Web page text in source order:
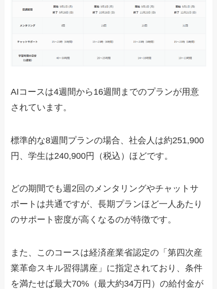
AIコースは4週間から16週間までのプランが用意
されています。
標準的な8週間プランの場合、社会人は約251,900
円、学生は240,900円（税込）ほどです。
どの期間でも週2回のメンタリングやチャットサ
ポートは共通ですが、長期プランほど一人あたり
のサポート密度が高くなるのが特徴です。
また、このコースは経済産業省認定の「第四次産
業革命スキル習得講座」に指定されており、条件
を満たせば最大70%（最大約34万円）の給付金が